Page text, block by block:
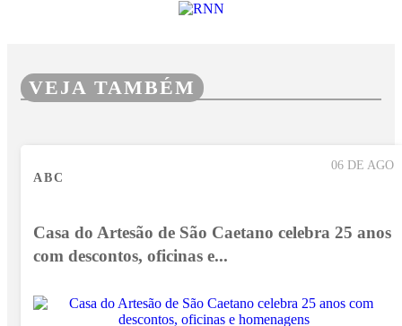
VEJA TAMBÉM
06 DE AGO
ABC
Casa do Artesão de São Caetano celebra 25 anos
com descontos, oficinas e...